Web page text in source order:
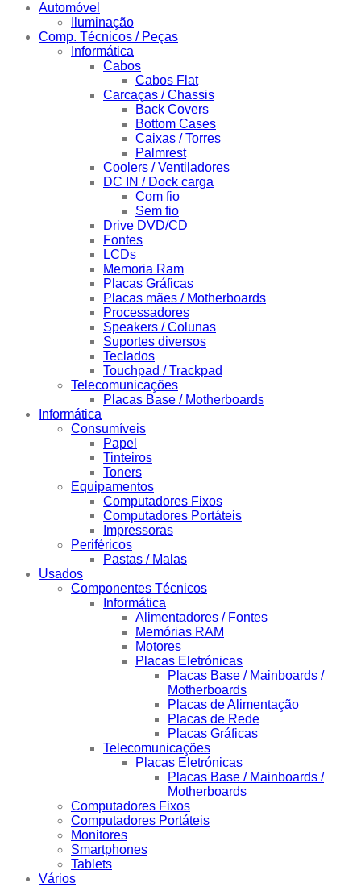
Automóvel
Iluminação
Comp. Técnicos / Peças
Informática
Cabos
Cabos Flat
Carcaças / Chassis
Back Covers
Bottom Cases
Caixas / Torres
Palmrest
Coolers / Ventiladores
DC IN / Dock carga
Com fio
Sem fio
Drive DVD/CD
Fontes
LCDs
Memoria Ram
Placas Gráficas
Placas mães / Motherboards
Processadores
Speakers / Colunas
Suportes diversos
Teclados
Touchpad / Trackpad
Telecomunicações
Placas Base / Motherboards
Informática
Consumíveis
Papel
Tinteiros
Toners
Equipamentos
Computadores Fixos
Computadores Portáteis
Impressoras
Periféricos
Pastas / Malas
Usados
Componentes Técnicos
Informática
Alimentadores / Fontes
Memórias RAM
Motores
Placas Eletrónicas
Placas Base / Mainboards /
Motherboards
Placas de Alimentação
Placas de Rede
Placas Gráficas
Telecomunicações
Placas Eletrónicas
Placas Base / Mainboards /
Motherboards
Computadores Fixos
Computadores Portáteis
Monitores
Smartphones
Tablets
Vários